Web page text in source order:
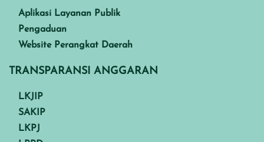
Aplikasi Layanan Publik
Pengaduan
Website Perangkat Daerah
TRANSPARANSI ANGGARAN
LKJIP
SAKIP
LKPJ